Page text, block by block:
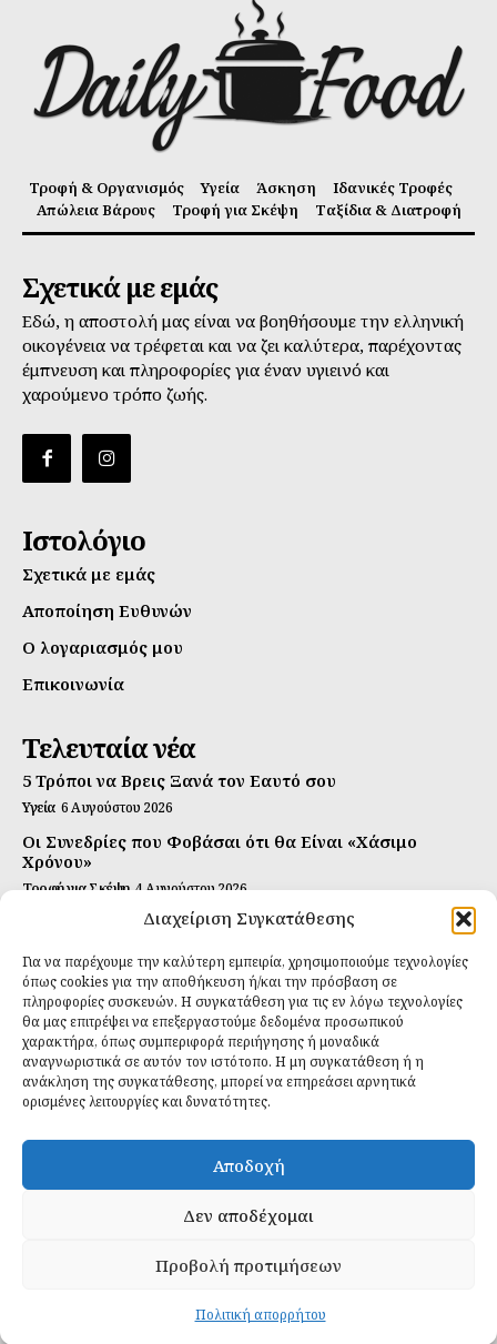
Διαχείριση Συγκατάθεσης
Για να παρέχουμε την καλύτερη εμπειρία, χρησιμοποιούμε τεχνολογίες
όπως cookies για την αποθήκευση ή/και την πρόσβαση σε
πληροφορίες συσκευών. Η συγκατάθεση για τις εν λόγω τεχνολογίες
θα μας επιτρέψει να επεξεργαστούμε δεδομένα προσωπικού
χαρακτήρα, όπως συμπεριφορά περιήγησης ή μοναδικά
αναγνωριστικά σε αυτόν τον ιστότοπο. Η μη συγκατάθεση ή η
ανάκληση της συγκατάθεσης, μπορεί να επηρεάσει αρνητικά
ορισμένες λειτουργίες και δυνατότητες.
Αποδοχή
Δεν αποδέχομαι
Προβολή προτιμήσεων
Πολιτική απορρήτου
Τροφή & Οργανισμός Υγεία Άσκηση
Ιδανικές Τροφές
Απώλεια Βάρους
Τροφή για Σκέψη Ταξίδια & Διατροφή
Σχετικά με εμάς
Εδώ, η αποστολή μας είναι να βοηθήσουμε την ελληνική
οικογένεια να τρέφεται και να ζει καλύτερα, παρέχοντας
έμπνευση και πληροφορίες για έναν υγιεινό και
χαρούμενο τρόπο ζωής.
Ιστολόγιο
Σχετικά με εμάς
Αποποίηση Ευθυνών
Ο λογαριασμός μου
Επικοινωνία
Τελευταία νέα
5 Τρόποι να Βρεις Ξανά τον Εαυτό σου
Υγεία 6 Αυγούστου 2026
Οι Συνεδρίες που Φοβάσαι ότι θα Είναι «Χάσιμο
Χρόνου»
Τροφή για Σκέψη 4 Αυγούστου 2026
Αυτή Είναι η Συνταγή για Τέλεια Κομπούτσα
Ιδανικές Τροφές 26 Ιουλίου 2026
Εγγραφείτε
ΕΓΓΡΑΦΉ
Έχω διαβάσει και δέχομαι τηνπολιτική απορρήτου
Creative.